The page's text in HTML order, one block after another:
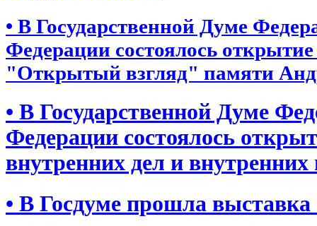
• В Государственной Думе
Федерации состоялось
"Открытый взгляд" памяти
• В Государственной Думе
Федерации состоялось
внутренних дел и
• В Госдуме прошла